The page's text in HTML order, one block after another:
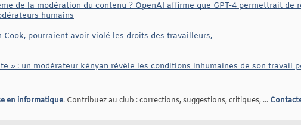
de la modération du contenu ? OpenAI affirme que GPT-4 permettrait de
humains
Cook, pourraient avoir violé les droits des travailleurs,
» : un modérateur kényan révèle les conditions inhumaines de son travail
en informatique. Contribuez au club : corrections, suggestions, critiques, ...